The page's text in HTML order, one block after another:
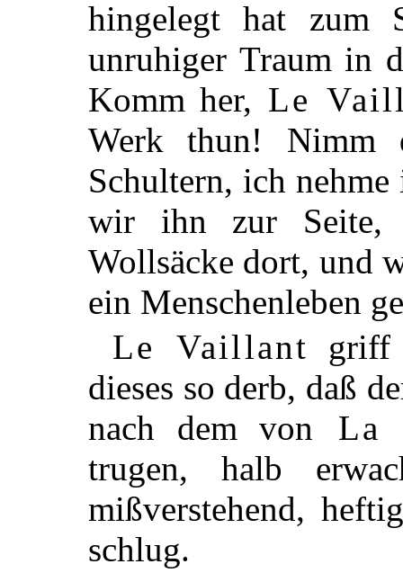
hingelegt hat zum
unruhiger Traum in
Komm her, Le
Werk thun! Nimm
Schultern, ich
wir ihn zur Seite,
Wollsäcke dort, und
ein Menschenleben
Le Vaillant griff
dieses so derb, daß
nach dem von La
trugen, halb
mißverstehend,
schlug.